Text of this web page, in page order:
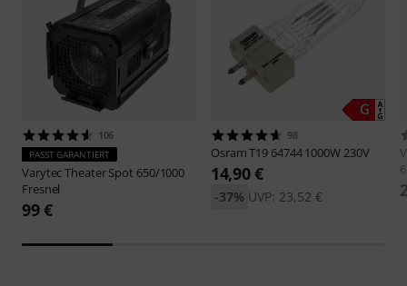
106
PASST GARANTIERT
VarytecTheater Spot 650/1000
Fresnel
99 €
98
OsramT19 64744 1000W 230V
14,90 €
UVP: 23,52 €
-37%